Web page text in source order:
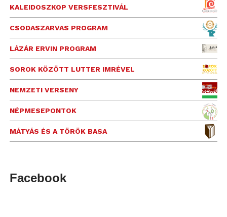
KALEIDOSZKOP VERSFESZTIVÁL
CSODASZARVAS PROGRAM
LÁZÁR ERVIN PROGRAM
SOROK KÖZÖTT LUTTER IMRÉVEL
NEMZETI VERSENY
NÉPMESEPONTOK
MÁTYÁS ÉS A TÖRÖK BASA
Facebook